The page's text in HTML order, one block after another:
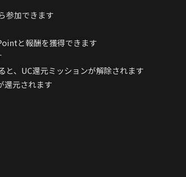
参加できます
と報酬を獲得できます
と、UC還元ミッションが解除されます
還元されます